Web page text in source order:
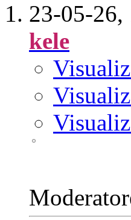
23-05-26,
kele